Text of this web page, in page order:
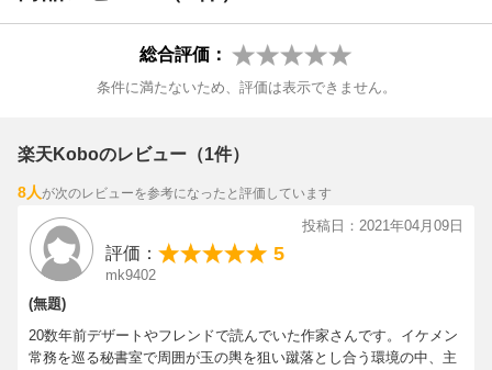
総合評価：
条件に満たないため、評価は表示できません。
楽天Koboのレビュー（1件）
8人が次のレビューを参考になったと評価しています
投稿日：2021年04月09日
評価： 5
mk9402
(無題)
20数年前デザートやフレンドで読んでいた作家さんです。イケメン
常務を巡る秘書室で周囲が玉の輿を狙い蹴落とし合う環境の中、主